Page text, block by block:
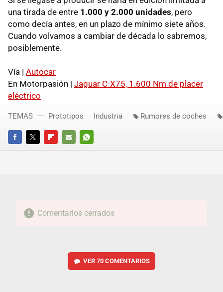
una tirada de entre 1.000 y 2.000 unidades, pero
como decía antes, en un plazo de mínimo siete años.
Cuando volvamos a cambiar de década lo sabremos,
posiblemente.
Vía | Autocar
En Motorpasión | Jaguar C-X75, 1.600 Nm de placer
eléctrico
FACEBOOKTWITTERFLIPBOARD
E-
WHATSAPP
TEMAS Prototipos Industria Rumores de coches
Comentarios cerrados
VER 70 COMENTARIOS